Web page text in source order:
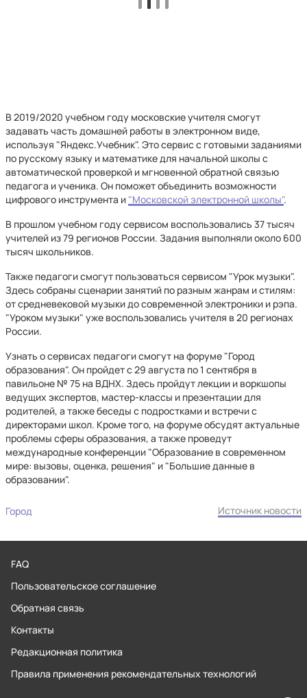
В 2019/2020 учебном году московские учителя смогут
задавать часть домашней работы в электронном виде,
используя "Яндекс.Учебник". Это сервис с готовыми заданиями
по русскому языку и математике для начальной школы с
автоматической проверкой и мгновенной обратной связью
педагога и ученика. Он поможет объединить возможности
цифрового инструмента и "Московской электронной школы".
В прошлом учебном году сервисом воспользовались 37 тысяч
учителей из 79 регионов России. Задания выполняли около 600
тысяч школьников.
Также педагоги смогут пользоваться сервисом "Урок музыки".
Здесь собраны сценарии занятий по разным жанрам и стилям:
от средневековой музыки до современной электроники и рэпа.
"Уроком музыки" уже воспользовались учителя в 20 регионах
России.
Узнать о сервисах педагоги смогут на форуме "Город
образования". Он пройдет с 29 августа по 1 сентября в
павильоне № 75 на ВДНХ. Здесь пройдут лекции и воркшопы
ведущих экспертов, мастер-классы и презентации для
родителей, а также беседы с подростками и встречи с
директорами школ. Кроме того, на форуме обсудят актуальные
проблемы сферы образования, а также проведут
международные конференции "Образование в современном
мире: вызовы, оценка, решения" и "Большие данные в
образовании".
Город Источник новости
FAQ
Пользовательское соглашение
Обратная связь
Контакты
Редакционная политика
Правила применения рекомендательных технологий